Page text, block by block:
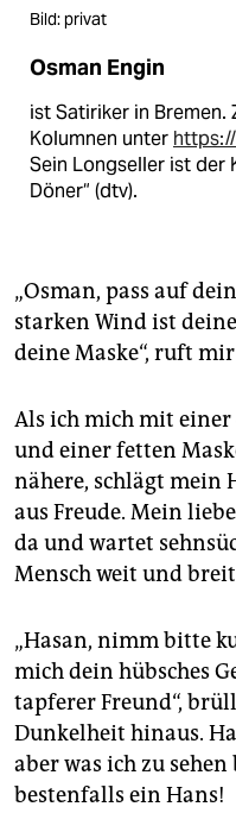
Bild: privat
Osman Engin
ist Satiriker in Bremen.
Kolumnen unter
Sein Longseller ist der
Döner“ (dtv).
„Osman, pass auf
starken Wind ist
deine Maske“, ruft
Als ich mich mit
und einer fetten
nähere, schlägt mein
aus Freude. Mein
da und wartet
Mensch weit und
„Hasan, nimm bitte
mich dein hübsches
tapferer Freund“,
Dunkelheit hinaus.
aber was ich zu
bestenfalls ein Hans!